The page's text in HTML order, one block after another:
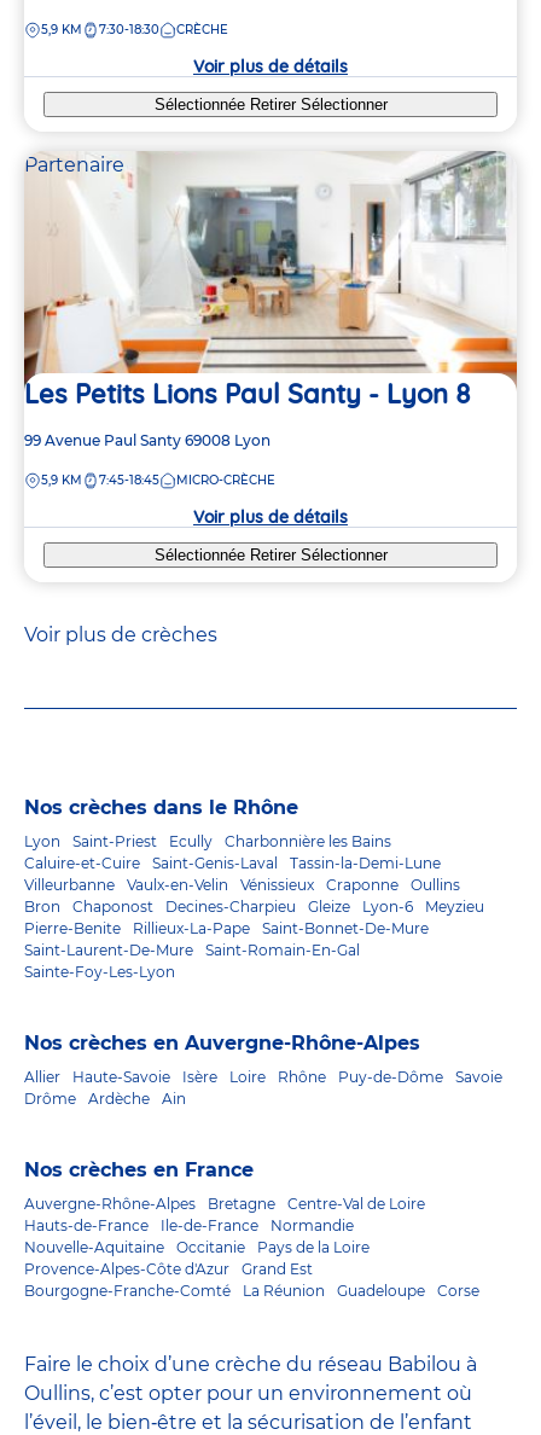
la
DISTANCE
5,9 KM 7:30-18:30 CRÈCHE
Voir plus de détails
Sélectionnée Retirer Sélectionner
Partenaire
Les Petits Lions Paul Santy - Lyon 8
Adresse
la
99 Avenue Paul Santy 69008 Lyon
DISTANCE
5,9 KM 7:45-18:45 MICRO-CRÈCHE
Voir plus de détails
Sélectionnée Retirer Sélectionner
Voir plus de crèches
Nos crèches dans le Rhône
Lyon Saint-Priest Ecully
Charbonnière les Bains
Caluire-et-Cuire
Saint-Genis-Laval
Tassin-la-Demi-Lune
Villeurbanne
Vaulx-en-Velin Vénissieux Craponne
Oullins
Bron
Chaponost Decines-Charpieu Gleize Lyon-6
Meyzieu
Pierre-Benite
Rillieux-La-Pape
Saint-Bonnet-De-Mure
Saint-Laurent-De-Mure
Saint-Romain-En-Gal
Sainte-Foy-Les-Lyon
Nos crèches en Auvergne-Rhône-Alpes
Allier Haute-Savoie Isère Loire Rhône Puy-de-Dôme
Savoie
Drôme
Ardèche Ain
Nos crèches en France
Auvergne-Rhône-Alpes Bretagne
Centre-Val de Loire
Hauts-de-France
Ile-de-France
Normandie
Nouvelle-Aquitaine
Occitanie
Pays de la Loire
Provence-Alpes-Côte d'Azur
Grand Est
Bourgogne-Franche-Comté
La Réunion Guadeloupe Corse
Faire le choix d’une crèche du réseau Babilou à
Oullins, c’est opter pour un environnement où
l’éveil, le bien‑être et la sécurisation de l’enfant